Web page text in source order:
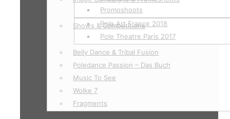
Promoshoots
Shows & Competitions
Pole Art France 2018
Pole Theatre Paris 2017
Belly Dance & Tribal Fusion
Poledance Passion – Das Buch
Music To See
Wolke 7
Fragments